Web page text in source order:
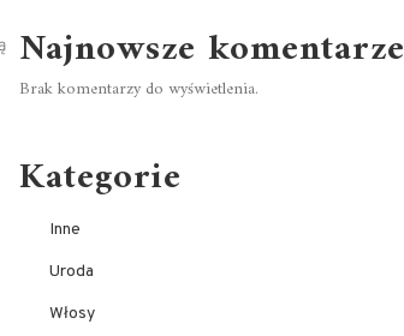
Najnowsze komentarze
Brak komentarzy do wyświetlenia.
Kategorie
Inne
Uroda
Włosy